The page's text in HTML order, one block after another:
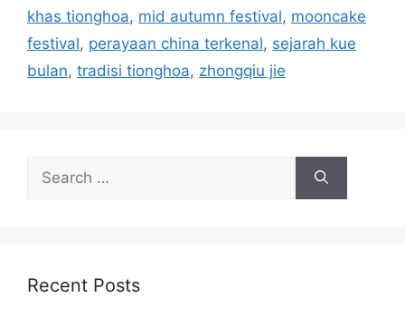
s
khas tionghoa, mid autumn festival, mooncake
festival, perayaan china terkenal, sejarah kue
bulan, tradisi tionghoa, zhongqiu jie
h
Recent Posts